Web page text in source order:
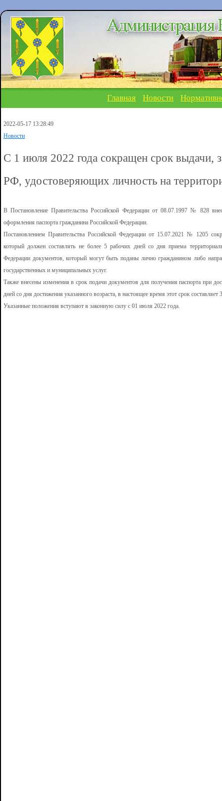
Главная Новости
2022-05-17 13:28:49
Новости
С 1 июля 2022 года сокращен срок выдачи,
РФ, удостоверяющих личность на
В Постановление Правительства Российской Федерации от 08.07.1997 № 828
оформления паспорта гражданина Российской Федерации.
Постановлением Правительства Российской Федерации от 15.07.2021 № 1205
который должен составлять не более 5 рабочих дней со дня приема
Федерации документов, который могут быть поданы лично гражданином либо
государственных и муниципальных услуг.
Также внесены изменения в срок подачи документов для получения паспорта при
дней со дня достижения указанного возраста, в настоящее время этот срок составляет
Указанные положения вступают в законную силу с 01 июля 2022 года.